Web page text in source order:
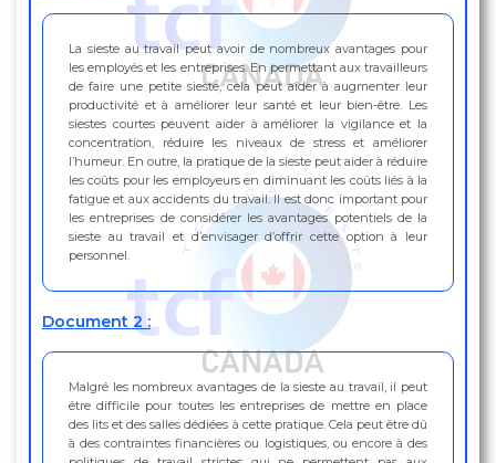
La sieste au travail peut avoir de nombreux avantages pour
les employés et les entreprises. En permettant aux travailleurs
de faire une petite sieste, cela peut aider à augmenter leur
productivité et à améliorer leur santé et leur bien-être. Les
siestes courtes peuvent aider à améliorer la vigilance et la
concentration, réduire les niveaux de stress et améliorer
l’humeur. En outre, la pratique de la sieste peut aider à réduire
les coûts pour les employeurs en diminuant les coûts liés à la
fatigue et aux accidents du travail. Il est donc important pour
les entreprises de considérer les avantages potentiels de la
sieste au travail et d’envisager d’offrir cette option à leur
personnel.
Document 2 :
Malgré les nombreux avantages de la sieste au travail, il peut
être difficile pour toutes les entreprises de mettre en place
des lits et des salles dédiées à cette pratique. Cela peut être dû
à des contraintes financières ou logistiques, ou encore à des